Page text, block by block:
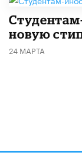
новую
24 МАРТА